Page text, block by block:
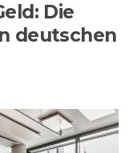
Die
deutschen